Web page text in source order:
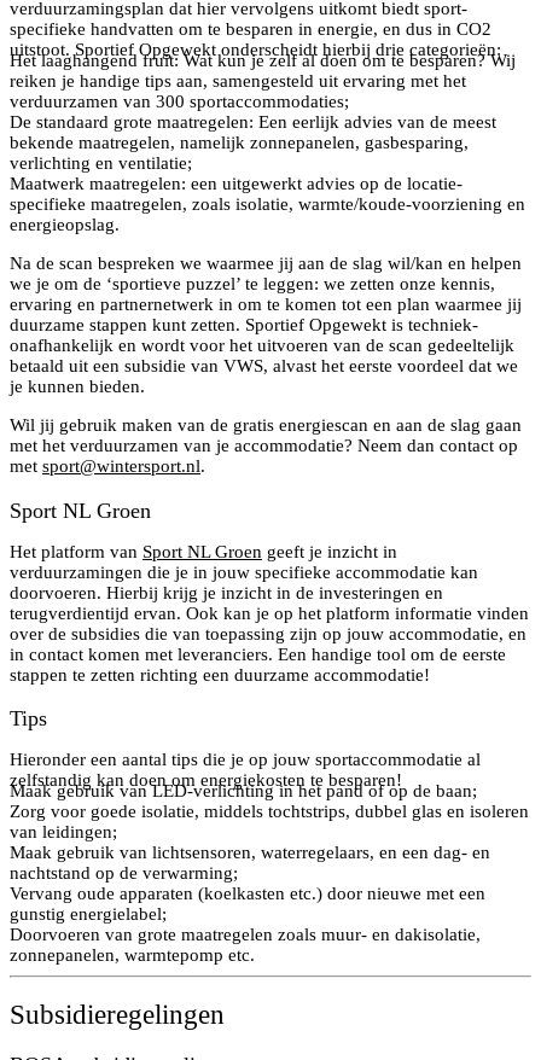
verduurzamingsplan dat hier vervolgens uitkomt biedt sport-
specifieke handvatten om te besparen in energie, en dus in CO2
uitstoot. Sportief Opgewekt onderscheidt hierbij drie categorieën:
Het laaghangend fruit: Wat kun je zelf al doen om te besparen? Wij
reiken je handige tips aan, samengesteld uit ervaring met het
verduurzamen van 300 sportaccommodaties;
De standaard grote maatregelen: Een eerlijk advies van de meest
bekende maatregelen, namelijk zonnepanelen, gasbesparing,
verlichting en ventilatie;
Maatwerk maatregelen: een uitgewerkt advies op de locatie-
specifieke maatregelen, zoals isolatie, warmte/koude-voorziening en
energieopslag.
Na de scan bespreken we waarmee jij aan de slag wil/kan en helpen
we je om de ‘sportieve puzzel’ te leggen: we zetten onze kennis,
ervaring en partnernetwerk in om te komen tot een plan waarmee jij
duurzame stappen kunt zetten. Sportief Opgewekt is techniek-
onafhankelijk en wordt voor het uitvoeren van de scan gedeeltelijk
betaald uit een subsidie van VWS, alvast het eerste voordeel dat we
je kunnen bieden.
Wil jij gebruik maken van de gratis energiescan en aan de slag gaan
met het verduurzamen van je accommodatie? Neem dan contact op
met sport@wintersport.nl.
Sport NL Groen
Het platform van Sport NL Groen geeft je inzicht in
verduurzamingen die je in jouw specifieke accommodatie kan
doorvoeren. Hierbij krijg je inzicht in de investeringen en
terugverdientijd ervan. Ook kan je op het platform informatie vinden
over de subsidies die van toepassing zijn op jouw accommodatie, en
in contact komen met leveranciers. Een handige tool om de eerste
stappen te zetten richting een duurzame accommodatie!
Tips
Hieronder een aantal tips die je op jouw sportaccommodatie al
zelfstandig kan doen om energiekosten te besparen!
Maak gebruik van LED-verlichting in het pand of op de baan;
Zorg voor goede isolatie, middels tochtstrips, dubbel glas en isoleren
van leidingen;
Maak gebruik van lichtsensoren, waterregelaars, en een dag- en
nachtstand op de verwarming;
Vervang oude apparaten (koelkasten etc.) door nieuwe met een
gunstig energielabel;
Doorvoeren van grote maatregelen zoals muur- en dakisolatie,
zonnepanelen, warmtepomp etc.
Subsidieregelingen